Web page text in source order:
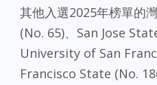
其他入選2025年榜單的
(No. 65)、San Jose
University of San
Francisco State (No.